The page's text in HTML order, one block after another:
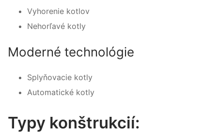
Vyhorenie kotlov
Nehorľavé kotly
Moderné technológie
Splyňovacie kotly
Automatické kotly
Typy konštrukcií: